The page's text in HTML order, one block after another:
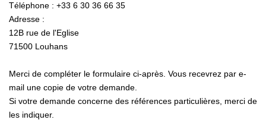
NOS AGENCES
Nos Actualités
Téléphone : +33 6 30 36 66 35
Adresse :
12B rue de l'Eglise
71500 Louhans
Merci de compléter le formulaire ci-après. Vous recevrez par e-
mail une copie de votre demande.
Si votre demande concerne des références particulières, merci de
les indiquer.